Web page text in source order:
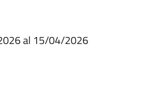
al 15/04/2026